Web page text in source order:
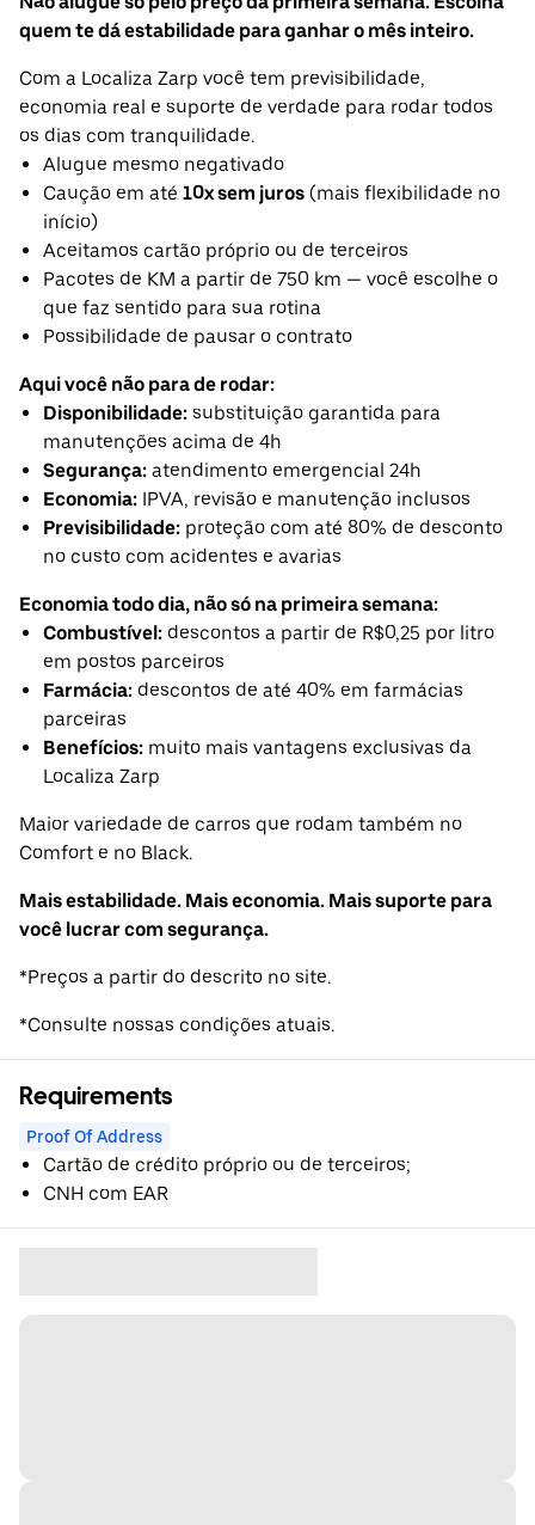
quem te dá estabilidade para ganhar o mês inteiro.
Com a Localiza Zarp você tem previsibilidade,
economia real e suporte de verdade para rodar todos
os dias com tranquilidade.
Alugue mesmo negativado
Caução em até 10x sem juros (mais flexibilidade no
início)
Aceitamos cartão próprio ou de terceiros
Pacotes de KM a partir de 750 km — você escolhe o
que faz sentido para sua rotina
Possibilidade de pausar o contrato
Aqui você não para de rodar:
Disponibilidade: substituição garantida para
manutenções acima de 4h
Segurança: atendimento emergencial 24h
Economia: IPVA, revisão e manutenção inclusos
Previsibilidade: proteção com até 80% de desconto
no custo com acidentes e avarias
Economia todo dia, não só na primeira semana:
Combustível: descontos a partir de R$0,25 por litro
em postos parceiros
Farmácia: descontos de até 40% em farmácias
parceiras
Benefícios: muito mais vantagens exclusivas da
Localiza Zarp
Maior variedade de carros que rodam também no
Comfort e no Black.
Mais estabilidade. Mais economia. Mais suporte para
você lucrar com segurança.
*Preços a partir do descrito no site.
*Consulte nossas condições atuais.
Requirements
Proof Of Address
Cartão de crédito próprio ou de terceiros;
CNH com EAR